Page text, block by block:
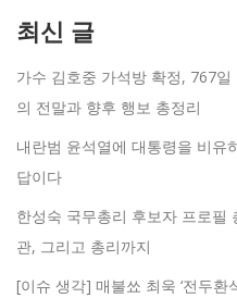
최신 글
가수 김호중 가석방 확정, 767
의 전말과 향후 행보 총정리
내란범 윤석열에 대통령을 비유
답이다
한성숙 국무총리 후보자 프로필
관, 그리고 총리까지
[이슈 생각] 매불쑈 최욱 ‘전두환